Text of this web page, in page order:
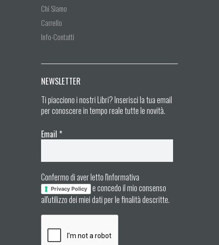
Chi Siamo
Carrello
Info-Contatti
NEWSLETTER
Ti piacciono i nostri Libri? Inserisci la tua email
per conoscere in tempo reale tutte le novità.
Email *
Confermo di aver letto l'informativa
Privacy Policy
e concedo il mio consenso
all'utilizzo dei miei dati per le finalità descritte.